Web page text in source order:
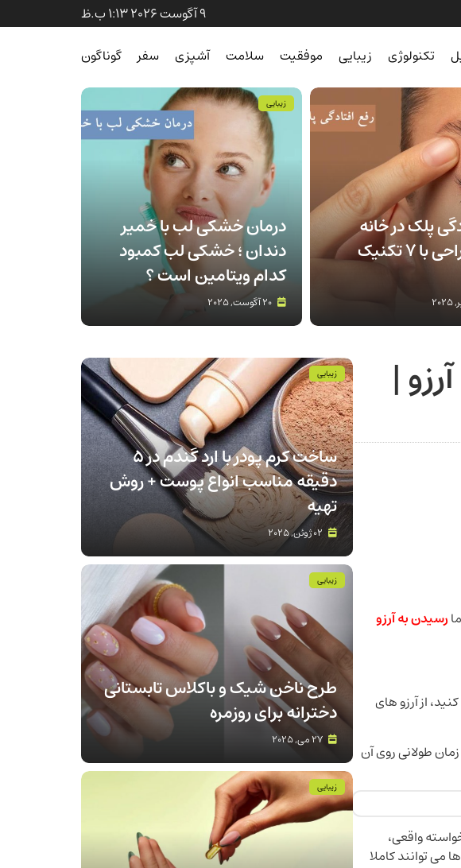
9 آگوست 2026 1:13 ب.ظ
تکنولوژی زیبایی موفقیت سلامت آشپزی سفر گوناگون
پلک در خانه
بدون جراحی با 7 تکنیک
درمان خشکی لب با خمیر
دندان ؛ خشکی لب کمبود
کدام ویتامین است ؟
20 آگوست, 2025
زیبایی
|
رسیدن به آرزو
از آرزو های
طولانی روی آن
واقعی،
می توانند کاملا
ساخت کرم پودر با ارد گندم در ۵
دقیقه مناسب انواع پوست‌ + روش
تهیه
زیبایی
طرح ناخن شیک و باکلاس تابستانی
دخترانه برای روزمره
زیبایی
زیبایی